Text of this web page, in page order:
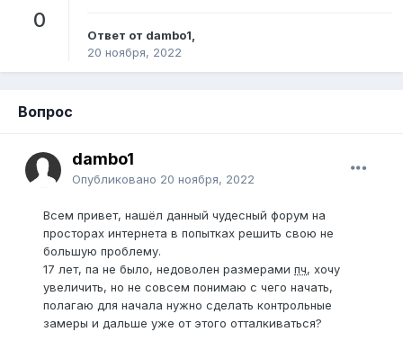
0
Ответ от dambo1,
20 ноября, 2022
Вопрос
dambo1
Опубликовано 20 ноября, 2022
Всем привет, нашёл данный чудесный форум на
просторах интернета в попытках решить свою не
большую проблему.
17 лет, па не было, недоволен размерами пч, хочу
увеличить, но не совсем понимаю с чего начать,
полагаю для начала нужно сделать контрольные
замеры и дальше уже от этого отталкиваться?